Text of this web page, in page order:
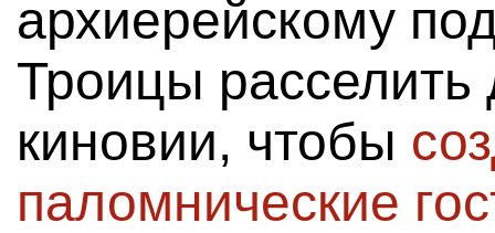
архиерейскому
Троицы расселить
киновии, чтобы
паломнические